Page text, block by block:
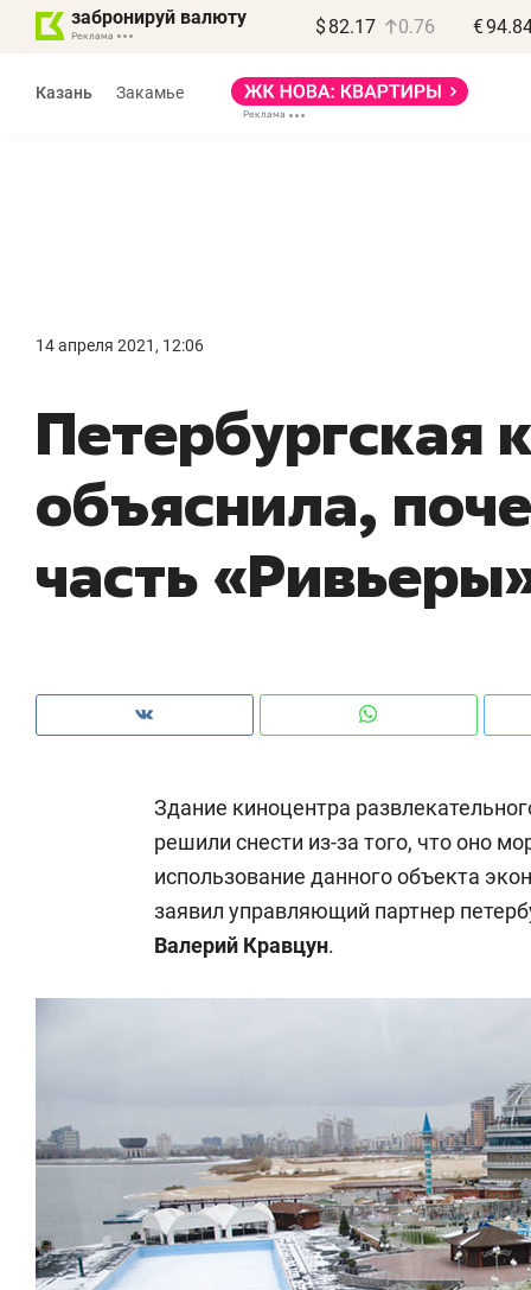
забронируй валюту $ 82.17 0.76 €
Казань Закамье
14 апреля 2021, 12:06
Петербургская
объяснила,
часть
Здание киноцентра
решили снести из-за того, что оно
использование данного объекта
заявил управляющий партнер
Валерий Кравцун.
правил, бизнес может
потерять минимум
Как бизнесу выйти на зарубежные
рынки, почему надо знать аксакалов и
чем интересен Оман?
Как ГК «МИР ГРУПП» и ВТБ
150 камер